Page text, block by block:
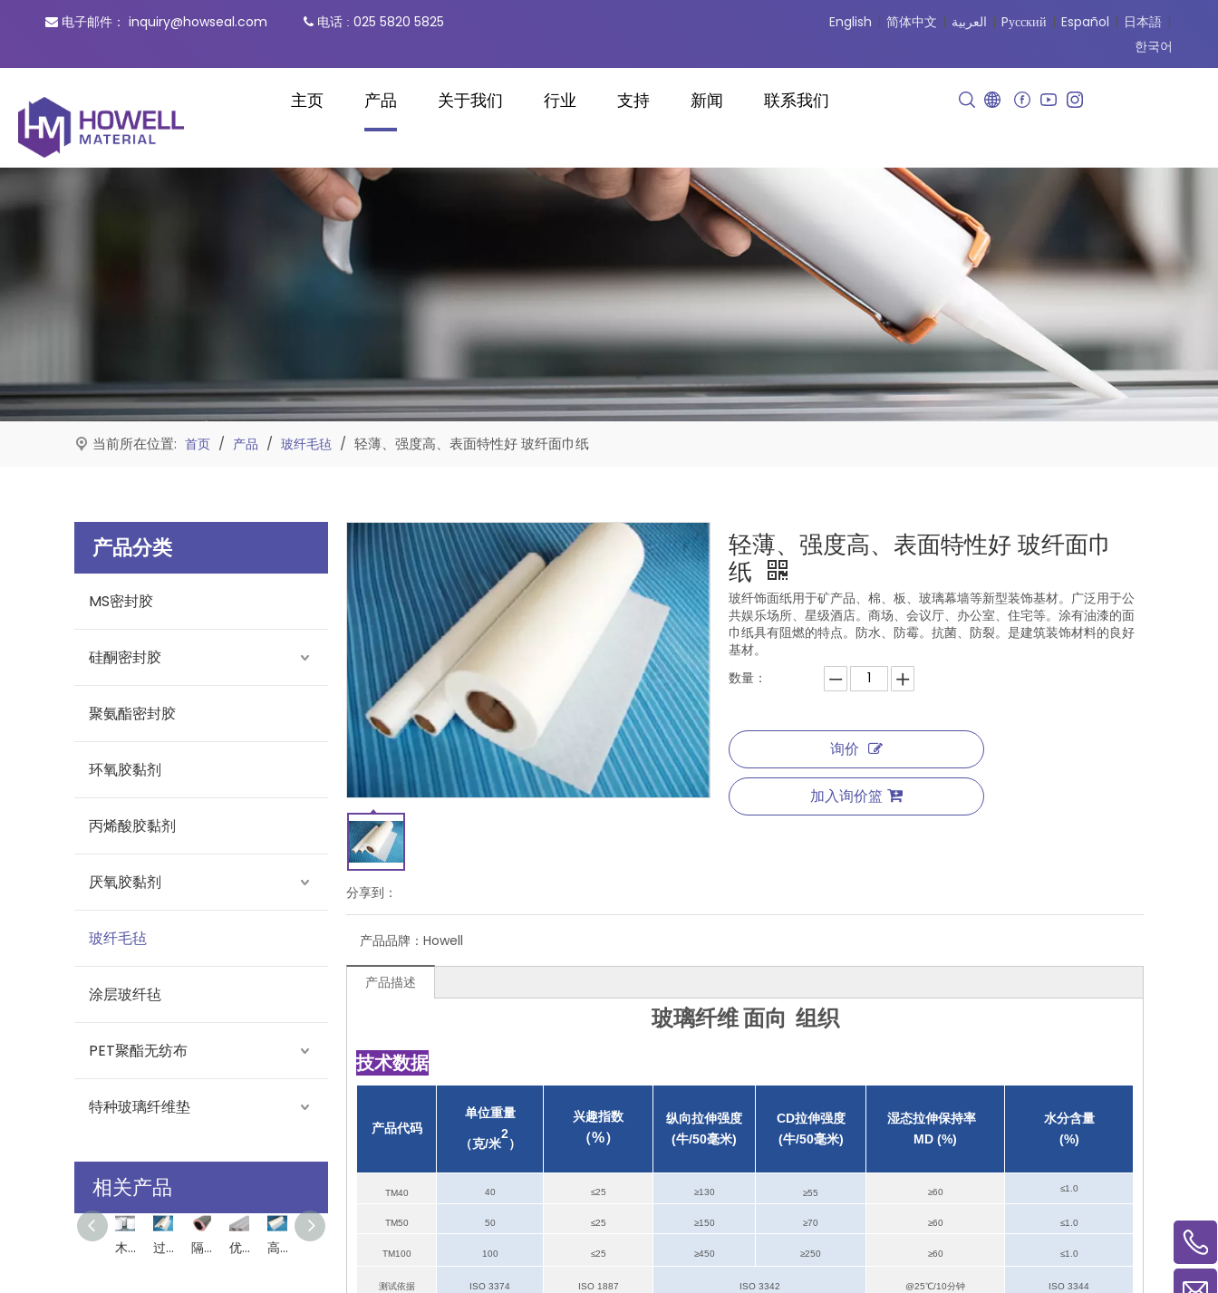
 电子邮件： inquiry@howseal.com  电话 : 025 5820 5825 English | 简体中文 | العربية | Pусский | Español | 日本語 |
한국어
主页 产品 关于我们 行业 支持 新闻 联系我们
当前所在位置: 首页 / 产品 / 玻纤毛毡 / 轻薄、强度高、表面特性好 玻纤面巾纸
产品分类
MS密封胶
硅酮密封胶
聚氨酯密封胶
环氧胶黏剂
丙烯酸胶黏剂
厌氧胶黏剂
玻纤毛毡
涂层玻纤毡
PET聚酯无纺布
特种玻璃纤维垫
相关产品
木浆水刺复合无纺布 过滤性能优良，安全环保耐高温玻纤滤纸 隔热性能优良，轻薄耐用，玻璃纤维隔热纸 优异的吸音性和耐用性 玻璃纤维吸音布 高电阻、耐酸碱、耐高温、孔结构均匀玻纤电池隔膜纸 提高管道系统的安全性和可靠性 玻璃纤维管道缠绕纸 带网状复合纸巾 200 3x3 M35 耐碱玻璃纤维
分享到：
轻薄、强度高、表面特性好 玻纤面巾
纸
玻纤饰面纸用于矿产品、棉、板、玻璃幕墙等新型装饰基材。广泛用于公
共娱乐场所、星级酒店。商场、会议厅、办公室、住宅等。涂有油漆的面
巾纸具有阻燃的特点。防水、防霉。抗菌、防裂。是建筑装饰材料的良好
基材。
数量：
询价
加入询价篮
产品品牌： Howell
产品描述
玻璃纤维面向 组织
技术数据
产品代码
单位重量
（克/米
2
）
兴趣指数
（%）
纵向拉伸强度
(牛/50毫米)
CD拉伸强度
(牛/50毫米)
湿态拉伸保持率
MD (%)
水分含量
(%)
TM40 40 ≤25 ≥130 ≥55 ≥60 ≤1.0
TM50 50 ≤25 ≥150 ≥70 ≥60 ≤1.0
TM100 100 ≤25 ≥450 ≥250 ≥60 ≤1.0
测试依据 ISO 3374 ISO 1887 ISO 3342 @25℃/10分钟 ISO 3344